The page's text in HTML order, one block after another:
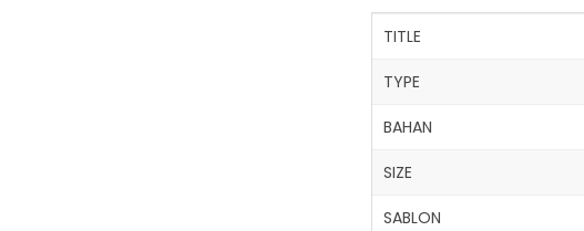
TITLE
TYPE
BAHAN
SIZE
SABLON